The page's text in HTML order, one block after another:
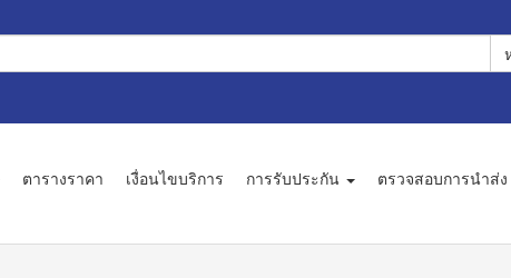
ตารางราคา เงื่อนไขบริการ การรับประกัน ตรวจสอบการนำส่ง